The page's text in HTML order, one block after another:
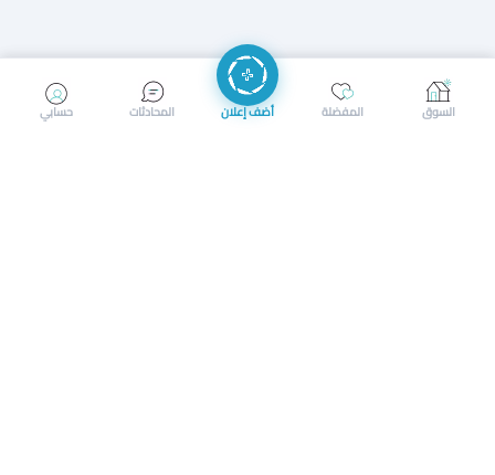
إرسال رسالة إجراء مكالمة
حسابي المحادثات أضف إعلان المفضلة السوق